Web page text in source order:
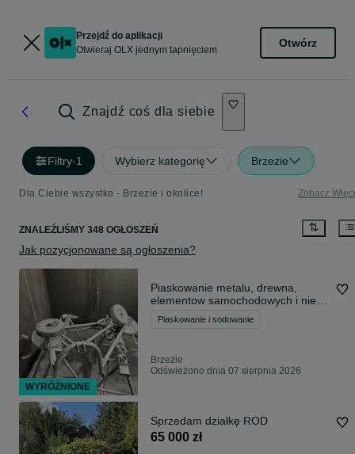
Przejdź do aplikacji
Otwieraj OLX jednym tapnięciem
Otwórz
Znajdź coś dla siebie
Filtry·1 Wybierz kategorię Brzezie
Dla Ciebie wszystko - Brzezie i okolice! Zobacz
ZNALEŹLIŚMY 348 OGŁOSZEŃ
Jak pozycjonowane są ogłoszenia?
Piaskowanie metalu, drewna,
elementow samochodowych i nie
tylko
Piaskowanie i sodowanie
Brzezie
Odświeżono dnia 07 sierpnia 2026
Sprzedam działkę ROD
65 000 zł
WYRÓŻNIONE